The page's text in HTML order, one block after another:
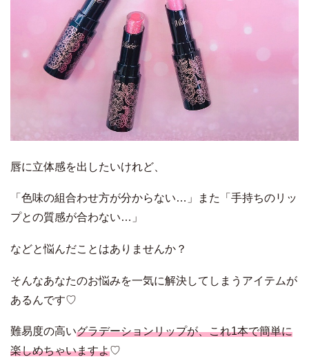
唇に立体感を出したいけれど、
「色味の組合わせ方が分からない…」また「手持ちのリッ
プとの質感が合わない…」
などと悩んだことはありませんか？
そんなあなたのお悩みを一気に解決してしまうアイテムが
あるんです♡
難易度の高いグラデーションリップが、これ1本で簡単に
楽しめちゃいますよ♡